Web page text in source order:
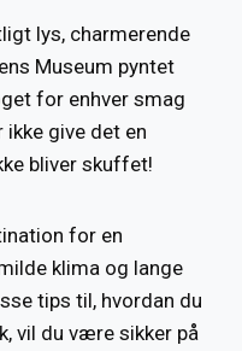
lys, charmerende
Museum pyntet
for enhver smag
give det en
bliver skuffet!
for en
klima og lange
tips til, hvordan du
vil du være sikker på